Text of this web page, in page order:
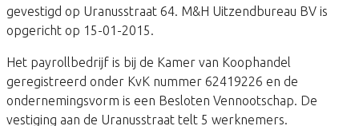
gevestigd op Uranusstraat 64. M&H Uitzendbureau BV is
opgericht op 15-01-2015.
Het payrollbedrijf is bij de Kamer van Koophandel
geregistreerd onder KvK nummer 62419226 en de
ondernemingsvorm is een Besloten Vennootschap. De
vestiging aan de Uranusstraat telt 5 werknemers.